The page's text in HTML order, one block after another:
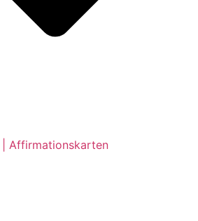
Affirmationskarten